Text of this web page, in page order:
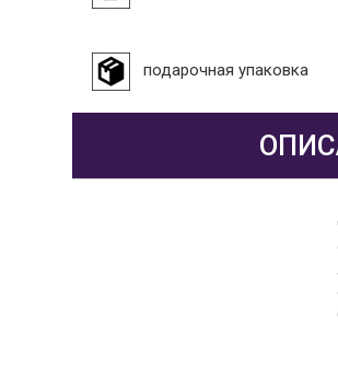
подарочная упаковка